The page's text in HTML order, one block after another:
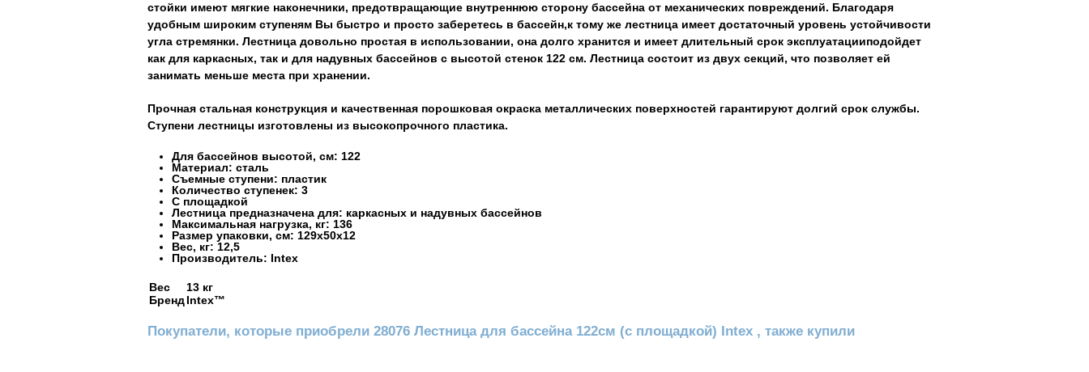
стойки имеют мягкие наконечники, предотвращающие внутреннюю сторону бассейна от механических повреждений. Благодаря
удобным широким ступеням Вы быстро и просто заберетесь в бассейн,к тому же лестница имеет достаточный уровень устойчивости
угла стремянки. Лестница довольно простая в использовании, она долго хранится и имеет длительный срок эксплуатацииподойдет
как для каркасных, так и для надувных бассейнов с высотой стенок 122 см. Лестница состоит из двух секций, что позволяет ей
занимать меньше места при хранении.
Прочная стальная конструкция и качественная порошковая окраска металлических поверхностей гарантируют долгий срок службы.
Ступени лестницы изготовлены из высокопрочного пластика.
Для бассейнов высотой, см: 122
Материал: сталь
Съемные ступени: пластик
Количество ступенек: 3
С площадкой
Лестница предназначена для: каркасных и надувных бассейнов
Максимальная нагрузка, кг: 136
Размер упаковки, см: 129х50х12
Вес, кг: 12,5
Производитель: Intex
Вес
13 кг
БрендIntex™
Покупатели, которые приобрели 28076 Лестница для бассейна 122см (с площадкой) Intex , также купили